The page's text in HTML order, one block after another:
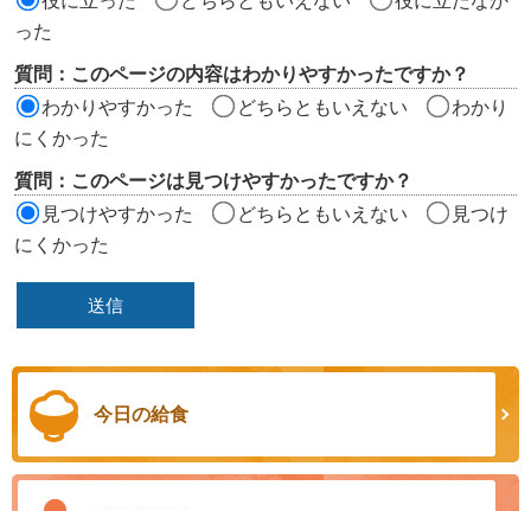
ア
った
質問：このページの内容はわかりやすかったですか？
わかりやすかった
どちらともいえない
わかり
にくかった
質問：このページは見つけやすかったですか？
見つけやすかった
どちらともいえない
見つけ
にくかった
今日の給食